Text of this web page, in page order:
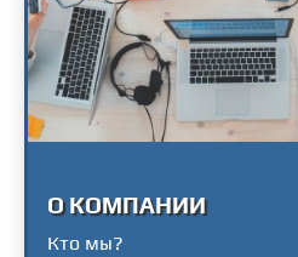
О КОМПАНИИ
Кто мы?